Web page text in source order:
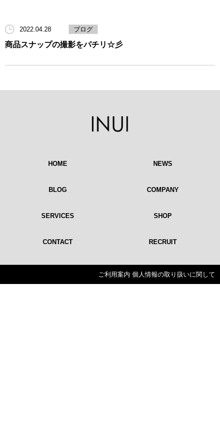
2022.04.28 ブログ
商品スナップの撮影をパチリ☆彡
HOME NEWS
BLOG COMPANY
SERVICES SHOP
CONTACT RECRUIT
ご利用案内 個人情報の取り扱いに関して